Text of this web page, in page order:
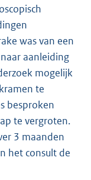
was van een
aanleiding
mogelijk
te
besproken
te vergroten.
3 maanden
het consult de